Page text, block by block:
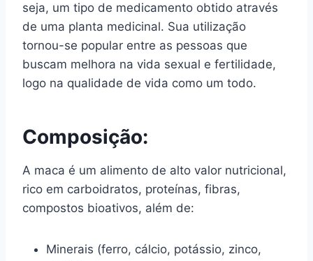
seja, um tipo de medicamento obtido através
de uma planta medicinal. Sua utilização
tornou-se popular entre as pessoas que
buscam melhora na vida sexual e fertilidade,
logo na qualidade de vida como um todo.
Composição:
A maca é um alimento de alto valor nutricional,
rico em carboidratos, proteínas, fibras,
compostos bioativos, além de:
Minerais (ferro, cálcio, potássio, zinco,